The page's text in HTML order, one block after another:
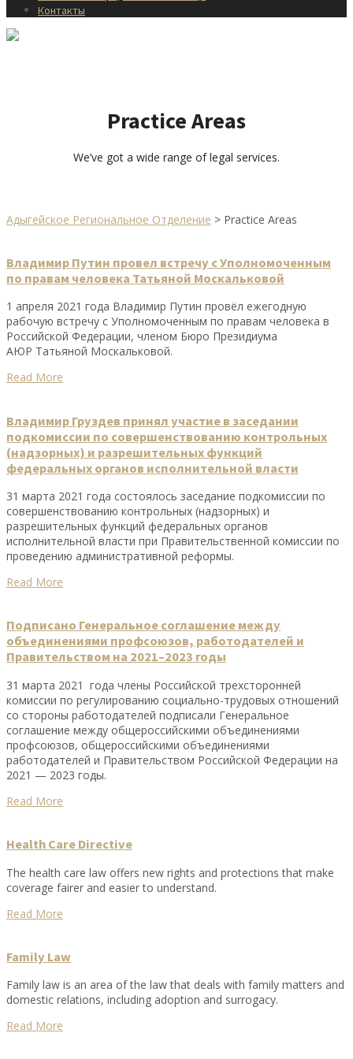
Контакты
Practice Areas
We’ve got a wide range of legal services.
Адыгейское Региональное Отделение > Practice Areas
Владимир Путин провел встречу с Уполномоченным
по правам человека Татьяной Москальковой
1 апреля 2021 года Владимир Путин провёл ежегодную
рабочую встречу с Уполномоченным по правам человека в
Российской Федерации, членом Бюро Президиума
АЮР Татьяной Москальковой.
Read More
Владимир Груздев принял участие в заседании
подкомиссии по совершенствованию контрольных
(надзорных) и разрешительных функций
федеральных органов исполнительной власти
31 марта 2021 года состоялось заседание подкомиссии по
совершенствованию контрольных (надзорных) и
разрешительных функций федеральных органов
исполнительной власти при Правительственной комиссии по
проведению административной реформы.
Read More
Подписано Генеральное соглашение между
объединениями профсоюзов, работодателей и
Правительством на 2021–2023 годы
31 марта 2021 года члены Российской трехсторонней
комиссии по регулированию социально-трудовых отношений
со стороны работодателей подписали Генеральное
соглашение между общероссийскими объединениями
профсоюзов, общероссийскими объединениями
работодателей и Правительством Российской Федерации на
2021 — 2023 годы.
Read More
Health Care Directive
The health care law offers new rights and protections that make
coverage fairer and easier to understand.
Read More
Family Law
Family law is an area of the law that deals with family matters and
domestic relations, including adoption and surrogacy.
Read More